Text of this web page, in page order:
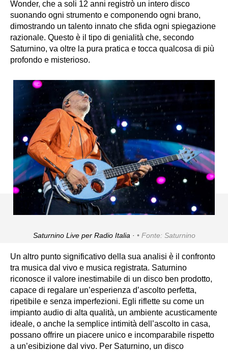
Wonder, che a soli 12 anni registrò un intero disco
suonando ogni strumento e componendo ogni brano,
dimostrando un talento innato che sfida ogni spiegazione
razionale. Questo è il tipo di genialità che, secondo
Saturnino, va oltre la pura pratica e tocca qualcosa di più
profondo e misterioso.
Saturnino Live per Radio Italia · Fonte: Saturnino
Un altro punto significativo della sua analisi è il confronto
tra musica dal vivo e musica registrata. Saturnino
riconosce il valore inestimabile di un disco ben prodotto,
capace di regalare un’esperienza d’ascolto perfetta,
ripetibile e senza imperfezioni. Egli riflette su come un
impianto audio di alta qualità, un ambiente acusticamente
ideale, o anche la semplice intimità dell’ascolto in casa,
possano offrire un piacere unico e incomparabile rispetto
a un’esibizione dal vivo. Per Saturnino, un disco